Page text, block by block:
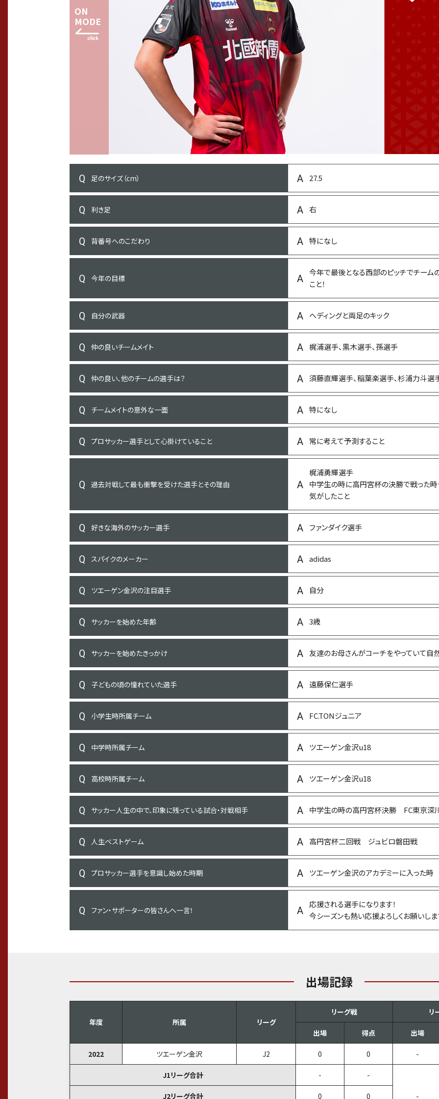
足のサイズ（cm） 27.5
利き足 右
背番号へのこだわり 特になし
今年の目標
今年で最後となる西部のピッチでチーム
こと！
自分の武器 ヘディングと両足のキック
仲の良いチームメイト 梶浦選手、黒木選手、孫選手
仲の良い、他のチームの選手は？ 須藤直輝選手、稲葉楽選手、杉浦力斗選
チームメイトの意外な一面 特になし
プロサッカー選手として心掛けていること 常に考えて予測すること
過去対戦して最も衝撃を受けた選手とその理由
梶浦勇輝選手
中学生の時に高円宮杯の決勝で戦った
気がしたこと
好きな海外のサッカー選手 ファンダイク選手
スパイクのメーカー adidas
ツエーゲン金沢の注目選手 自分
サッカーを始めた年齢 3歳
サッカーを始めたきっかけ 友達のお母さんがコーチをやっていて自
子どもの頃の憧れていた選手 遠藤保仁選手
小学生時所属チーム FC.TONジュニア
中学時所属チーム ツエーゲン金沢u18
高校時所属チーム ツエーゲン金沢u18
サッカー人生の中で、印象に残っている試合・対戦相手 中学生の時の高円宮杯決勝 FC東京深
人生ベストゲーム 高円宮杯二回戦 ジュビロ磐田戦
プロサッカー選手を意識し始めた時期 ツエーゲン金沢のアカデミーに入った時
ファン・サポーターの皆さんへ一言！
応援される選手になります！
今シーズンも熱い応援よろしくお願いしま
金沢市立大徳小学校
金沢市立大徳中学校
金沢桜丘高校
-
勉強してます
既存選手：石川
手紙、スタバのカード
整理整頓
今年こそゴルフ
寿司
納豆
バナナ
ラッドウィンプス 、ワンダイレクション
森七菜さん
森七菜さん
アオアシ
東海オンエア
トヨタ・プリウス
後悔先に立たず
特になし
水泳、書道
英語
物理
ON
MODE
出場記録
年度 所属 リーグ
リーグ戦 リ
出場 得点 出場
2022 ツエーゲン金沢 J2 0 0 -
J1リーグ合計 - -
-
J2リーグ合計 0 0